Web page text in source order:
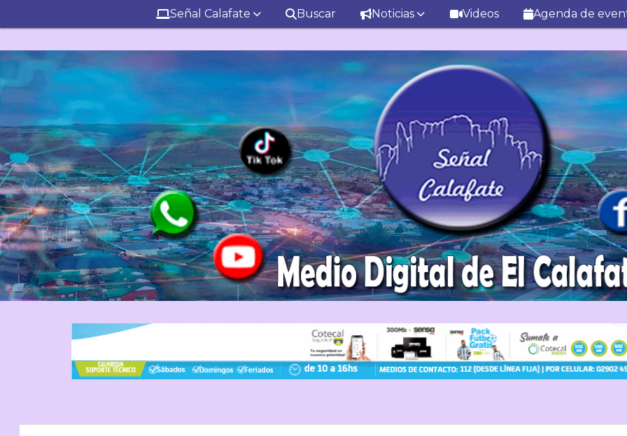
Señal Calafate Buscar Noticias Videos Agenda de